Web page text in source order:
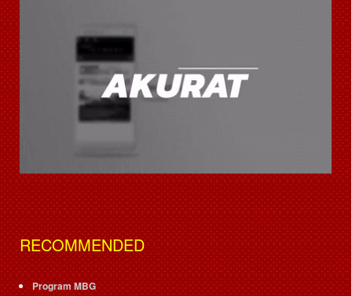
RECOMMENDED
Program MBG